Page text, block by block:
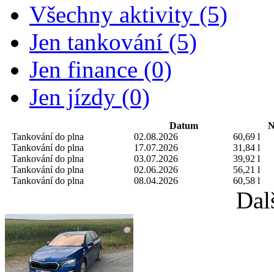
Všechny aktivity (5)
Jen tankování (5)
Jen finance (0)
Jen jízdy (0)
Datum
Tankování do plna
02.08.2026
60,69 l
Tankování do plna
17.07.2026
31,84 l
Tankování do plna
03.07.2026
39,92 l
Tankování do plna
02.06.2026
56,21 l
Tankování do plna
08.04.2026 60,58 l